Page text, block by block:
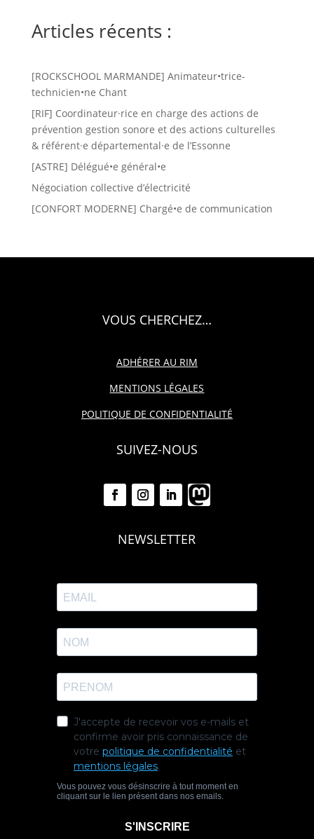
Articles récents :
[ROCKSCHOOL MARMANDE] Animateur•trice-
technicien•ne Chant
[RIF] Coordinateur·rice en charge des actions de
prévention gestion sonore et des actions culturelles
& référent·e départemental·e de l’Essonne
[ASTRE] Délégué•e général•e
Négociation collective d’électricité
[CONFORT MODERNE] Chargé•e de communication
VOUS CHERCHEZ…
ADHÉRER AU RIM
MENTIONS LÉGALES
POLITIQUE DE CONFIDENTIALITÉ
SUIVEZ-NOUS
NEWSLETTER